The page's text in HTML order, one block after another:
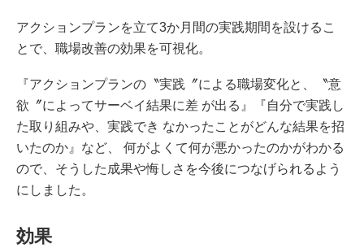
アクションプランを立て3か月間の実践期間を設けるこ
とで、職場改善の効果を可視化。
『アクションプランの〝実践〞による職場変化と、〝意
欲〞によってサーベイ結果に差 が出る』『自分で実践し
た取り組みや、実践でき なかったことがどんな結果を招
いたのか』など、 何がよくて何が悪かったのかがわかる
ので、そうした成果や悔しさを今後につなげられるよう
にしました。
効果